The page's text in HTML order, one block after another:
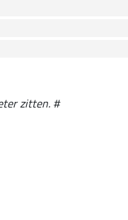
zitten. #